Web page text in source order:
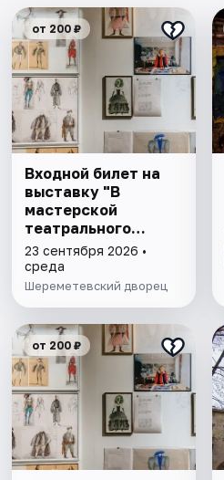
от 200 ₽
Входной билет на
выставку "В
мастерской
театрального
художника"
23 сентября 2026 •
среда
Шереметевский дворец
от 200 ₽